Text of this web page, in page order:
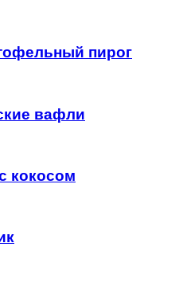
пирог
вафли
кокосом